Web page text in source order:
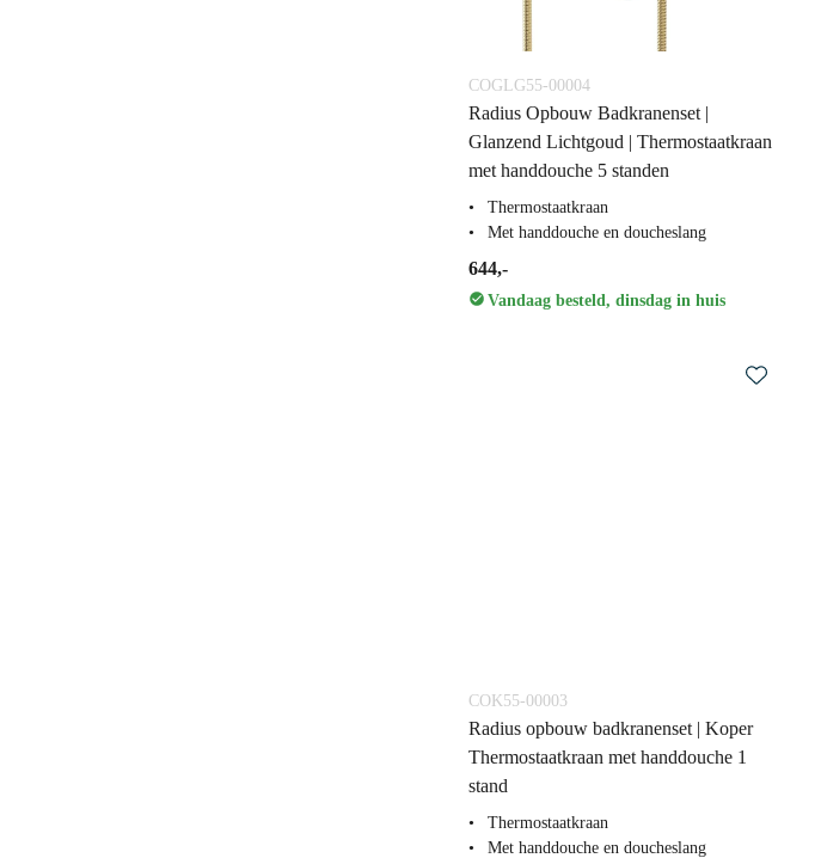
COGLG55-00004
Radius Opbouw Badkranenset |
Glanzend Lichtgoud | Thermostaatkraan
met handdouche 5 standen
Thermostaatkraan
Met handdouche en doucheslang
644,-
Vandaag besteld, dinsdag in huis
COK55-00003
Radius opbouw badkranenset | Koper
Thermostaatkraan met handdouche 1
stand
Thermostaatkraan
Met handdouche en doucheslang